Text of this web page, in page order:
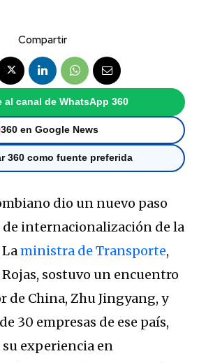
Compartir
al canal de WhatsApp 360
360 en Google News
360 como fuente preferida
dio un nuevo paso
de internacionalización de la
ministra de Transporte,
sostuvo un encuentro
de China, Zhu Jingyang, y
30 empresas de ese país,
experiencia en